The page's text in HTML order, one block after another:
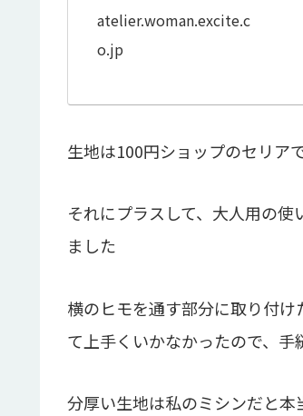
atelier.woman.excite.c
o.jp
生地は100円ショップのセリア
それにプラスして、大人用の
ました
横のヒモを通す部分に取り付
て上手くいかなかったので、手
分厚い生地は私のミシンだと